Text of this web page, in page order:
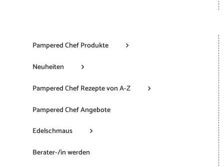
Pampered Chef Produkte
Neuheiten
Pampered Chef Rezepte von A-Z
Pampered Chef Angebote
Edelschmaus
Berater-/in werden